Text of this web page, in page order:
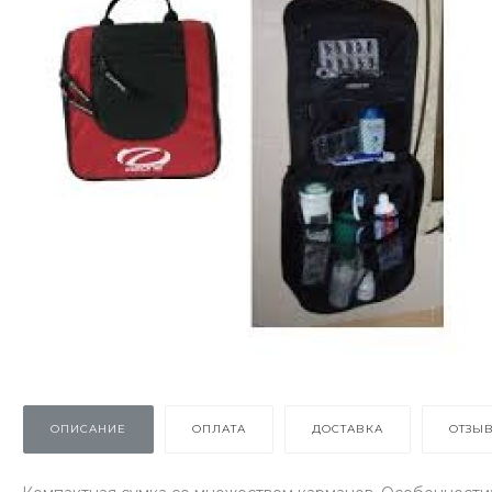
ОПИСАНИЕ ОПЛАТА ДОСТАВКА